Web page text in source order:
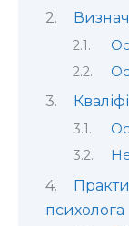
психолога